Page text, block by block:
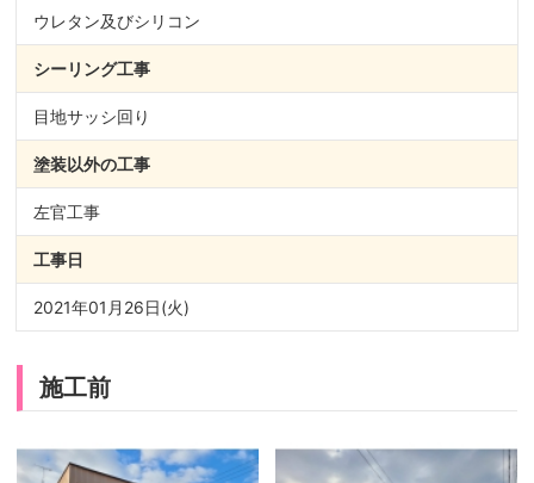
ウレタン及びシリコン
シーリング工事
目地サッシ回り
塗装以外の工事
左官工事
工事日
2021年01月26日(火)
施工前